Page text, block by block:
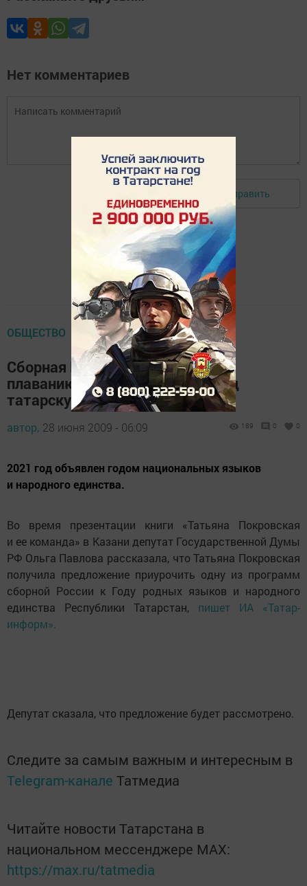
Нет комментариев
Отправить
ОБЩЕСТВО
Сборная России по синхронному
плаванию может выступить под
татарскую музыку
автор, 28 июня 2009 - 06:09 189 0 0
2021 год объявлен годом национальных языков
и народного единства.
Во время презентации книги «Татьяна Покровская
и ее команда» в Казани депутат Государственной Думы
РФ Ольга Павлова рассказала, что Татьяна Покровская
получила предложение приурочить одну из программ
сборной России к Году родных языков и народного
единства Республики Татарстан, пишет ИА «Татар-
информ».
Депутат сказала, что предложение будет рассмотрено.
Следите за самым важным и интересным в
Telegram-канале Татмедиа
Читайте новости Татарстана в
национальном мессенджере MАХ:
https://max.ru/tatmedia